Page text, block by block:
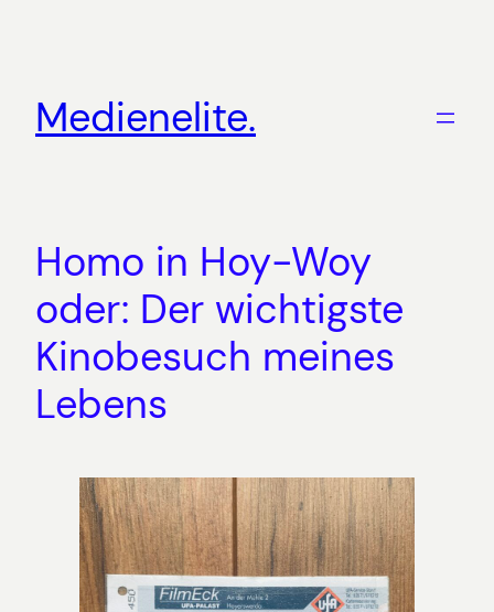
Medienelite.
Homo in Hoy-Woy
oder: Der wichtigste
Kinobesuch meines
Lebens